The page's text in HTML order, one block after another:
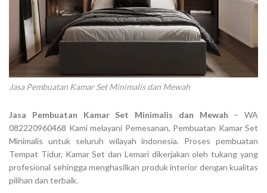
Jasa Pembuatan Kamar Set Minimalis dan Mewah
Jasa Pembuatan Kamar Set Minimalis dan Mewah – WA
082220960468 Kami melayani Pemesanan, Pembuatan Kamar Set
Minimalis untuk seluruh wilayah indonesia. Proses pembuatan
Tempat Tidur, Kamar Set dan Lemari dikerjakan oleh tukang yang
profesional sehingga menghasilkan produk interior dengan kualitas
pilihan dan terbaik.